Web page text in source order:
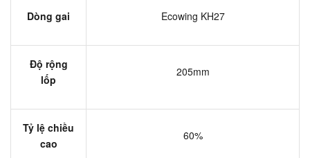
Dòng gai Ecowing KH27
Độ rộng
lốp
205mm
Tỷ lệ chiều
cao
60%